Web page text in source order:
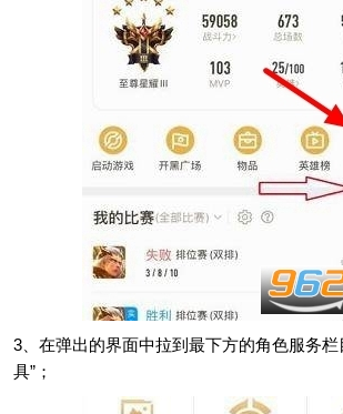
3、在弹出的界面中拉到最下方的角色服务栏
具”；